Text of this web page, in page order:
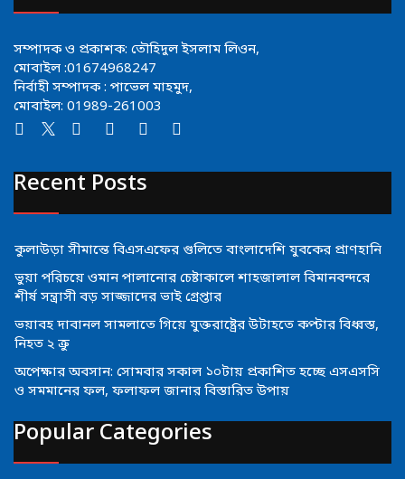
সম্পাদক ও প্রকাশক: তৌহিদুল ইসলাম লিওন,
মোবাইল :01674968247
নির্বাহী সম্পাদক : পাভেল মাহমুদ,
মোবাইল: 01989-261003
Recent Posts
কুলাউড়া সীমান্তে বিএসএফের গুলিতে বাংলাদেশি যুবকের প্রাণহানি
ভুয়া পরিচয়ে ওমান পালানোর চেষ্টাকালে শাহজালাল বিমানবন্দরে
শীর্ষ সন্ত্রাসী বড় সাজ্জাদের ভাই গ্রেপ্তার
ভয়াবহ দাবানল সামলাতে গিয়ে যুক্তরাষ্ট্রের উটাহতে কপ্টার বিধ্বস্ত,
নিহত ২ ক্রু
অপেক্ষার অবসান: সোমবার সকাল ১০টায় প্রকাশিত হচ্ছে এসএসসি
ও সমমানের ফল, ফলাফল জানার বিস্তারিত উপায়
Popular Categories